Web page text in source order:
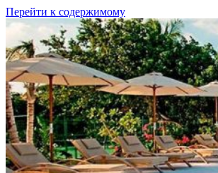
Перейти к содержимому